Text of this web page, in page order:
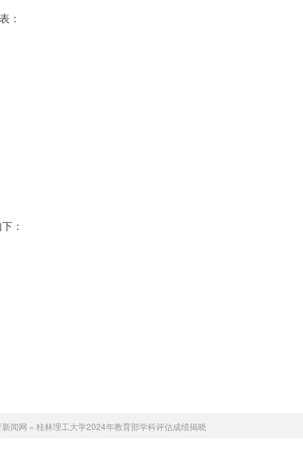
：
：
闻网 » 桂林理工大学2024年教育部学科评估成绩揭晓